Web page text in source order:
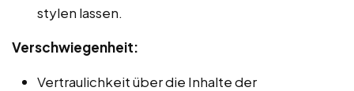
stylen lassen.
Verschwiegenheit:
Vertraulichkeit über die Inhalte der